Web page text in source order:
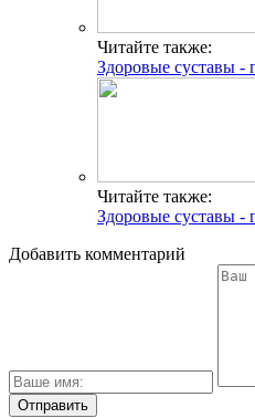
Читайте также:
Здоровые суставы -
Читайте также:
Здоровые суставы -
Добавить комментарий